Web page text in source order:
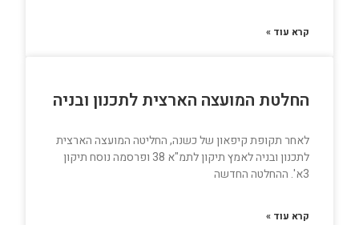
קרא עוד »
החלטת המועצה הארצית לתכנון ובניה
לאחר תקופת קיפאון של כשנה, החליטה המועצה הארצית
לתכנון ובניה לאמץ תיקון לתמ"א 38 ופרסמה נוסח תיקון
3א'. ההחלטה החדשה
קרא עוד »